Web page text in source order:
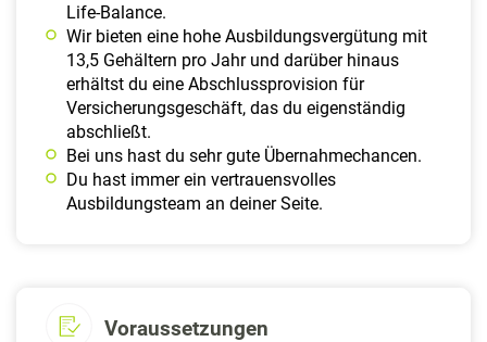
Life-Balance.
Wir bieten eine hohe Ausbildungsvergütung mit
13,5 Gehältern pro Jahr und darüber hinaus
erhältst du eine Abschlussprovision für
Versicherungsgeschäft, das du eigenständig
abschließt.
Bei uns hast du sehr gute Übernahmechancen.
Du hast immer ein vertrauensvolles
Ausbildungsteam an deiner Seite.
Voraussetzungen